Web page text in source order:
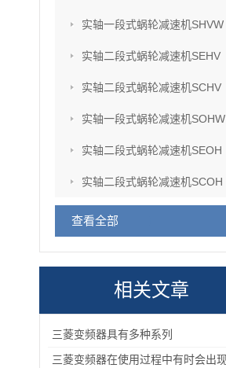
实轴一段式蜗轮减速机SHVW
实轴二段式蜗轮减速机SEHV
实轴二段式蜗轮减速机SCHV
实轴一段式蜗轮减速机SOHW
实轴二段式蜗轮减速机SEOH
实轴二段式蜗轮减速机SCOH
查看全部
相关文章
三菱变频器具有多种系列